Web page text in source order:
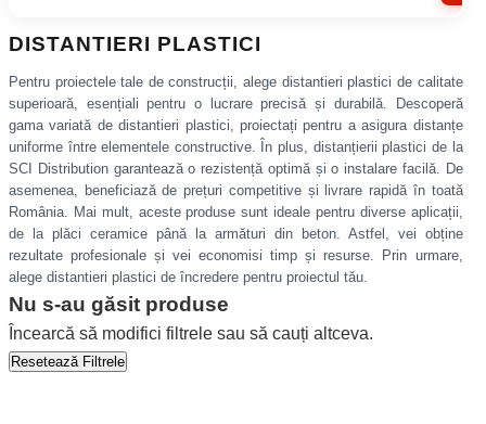
DISTANTIERI PLASTICI
Pentru proiectele tale de construcții, alege distantieri plastici de calitate
superioară, esențiali pentru o lucrare precisă și durabilă. Descoperă
gama variată de distantieri plastici, proiectați pentru a asigura distanțe
uniforme între elementele constructive. În plus, distanțierii plastici de la
SCI Distribution garantează o rezistență optimă și o instalare facilă. De
asemenea, beneficiază de prețuri competitive și livrare rapidă în toată
România. Mai mult, aceste produse sunt ideale pentru diverse aplicații,
de la plăci ceramice până la armături din beton. Astfel, vei obține
rezultate profesionale și vei economisi timp și resurse. Prin urmare,
alege distantieri plastici de încredere pentru proiectul tău.
Nu s-au găsit produse
Încearcă să modifici filtrele sau să cauți altceva.
Resetează Filtrele